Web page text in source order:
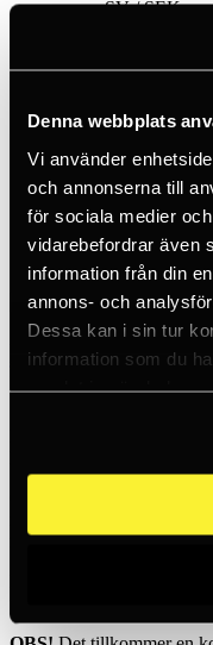
Denna webbplats
Vi använder
och annonserna till
för sociala medier
vidarebefordrar även
information från din
annons- och
Dessa kan i sin tur
information som du
samlat in när du har
SV / SEK
Kundtjänst
Om oss
Hem
Fallskyddsutrustning
Rep
Semistatiska rep
Industrie 10.5 mm
Beal
Industrie 10.5
Detta rep är speciellt
Om du beställer rep på
med antal rep och längd
Finns som färdig längd i